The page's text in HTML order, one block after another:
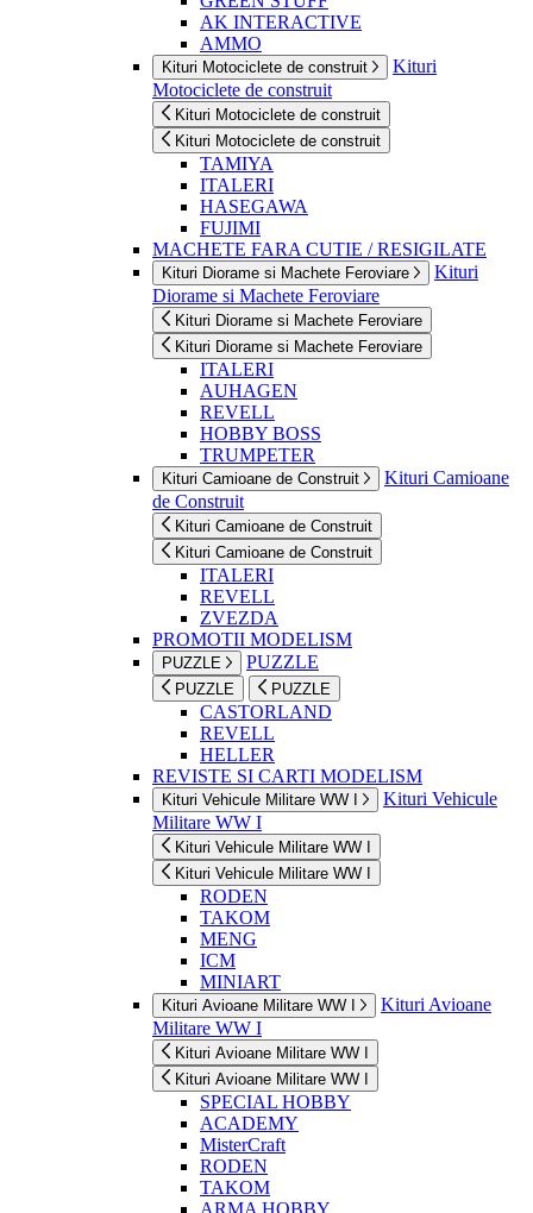
AK INTERACTIVE
AMMO
Kituri Motociclete de construit
Kituri
Motociclete de construit
Kituri Motociclete de construit
Kituri Motociclete de construit
TAMIYA
ITALERI
HASEGAWA
FUJIMI
MACHETE FARA CUTIE / RESIGILATE
Kituri Diorame si Machete Feroviare
Kituri
Diorame si Machete Feroviare
Kituri Diorame si Machete Feroviare
Kituri Diorame si Machete Feroviare
ITALERI
AUHAGEN
REVELL
HOBBY BOSS
TRUMPETER
Kituri Camioane de Construit
Kituri Camioane
de Construit
Kituri Camioane de Construit
Kituri Camioane de Construit
ITALERI
REVELL
ZVEZDA
PROMOTII MODELISM
PUZZLE PUZZLE
PUZZLE PUZZLE
CASTORLAND
REVELL
HELLER
REVISTE SI CARTI MODELISM
Kituri Vehicule Militare WW I
Kituri Vehicule
Militare WW I
Kituri Vehicule Militare WW I
Kituri Vehicule Militare WW I
RODEN
TAKOM
MENG
ICM
MINIART
Kituri Avioane Militare WW I
Kituri Avioane
Militare WW I
Kituri Avioane Militare WW I
Kituri Avioane Militare WW I
SPECIAL HOBBY
ACADEMY
MisterCraft
RODEN
TAKOM